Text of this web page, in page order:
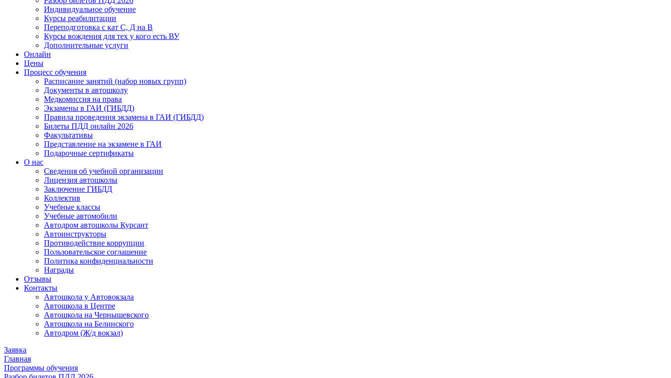
Индивидуальное обучение
Курсы реабилитации
Переподготовка с кат С, Д на В
Курсы вождения для тех у кого есть ВУ
Дополнительные услуги
Онлайн
Цены
Процесс обучения
Расписание занятий (набор новых групп)
Документы в автошколу
Медкомиссия на права
Экзамены в ГАИ (ГИБДД)
Правила проведения экзамена в ГАИ (ГИБДД)
Билеты ПДД онлайн 2026
Факультативы
Представление на экзамене в ГАИ
Подарочные сертификаты
О нас
Сведения об учебной организации
Лицензия автошколы
Заключение ГИБДД
Коллектив
Учебные классы
Учебные автомобили
Автодром автошколы Курсант
Автоинструкторы
Противодействие коррупции
Пользовательское соглашение
Политика конфиденциальности
Награды
Отзывы
Контакты
Автошкола у Автовокзала
Автошкола в Центре
Автошкола на Чернышевского
Автошкола на Белинского
Автодром (Ж/д вокзал)
Заявка
Главная
Программы обучения